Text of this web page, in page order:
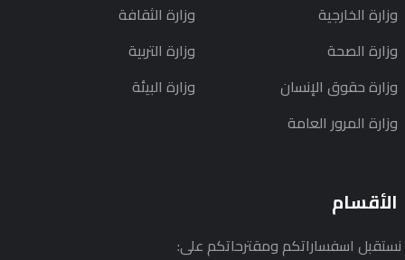
وزارة الخارجية
وزارة الثقافة
وزارة الصحة
وزارة التربية
وزارة حقوق الإنسان
وزارة البيئة
وزارة المرور العامة
الأقسام
نستقبل اسفساراتكم ومقترحاتكم على: